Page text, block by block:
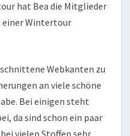
hat Bea die Mitglieder
einer Wintertour
Webkanten zu
an viele schöne
Bei einigen steht
da sind schon ein paar
vielen Stoffen sehr